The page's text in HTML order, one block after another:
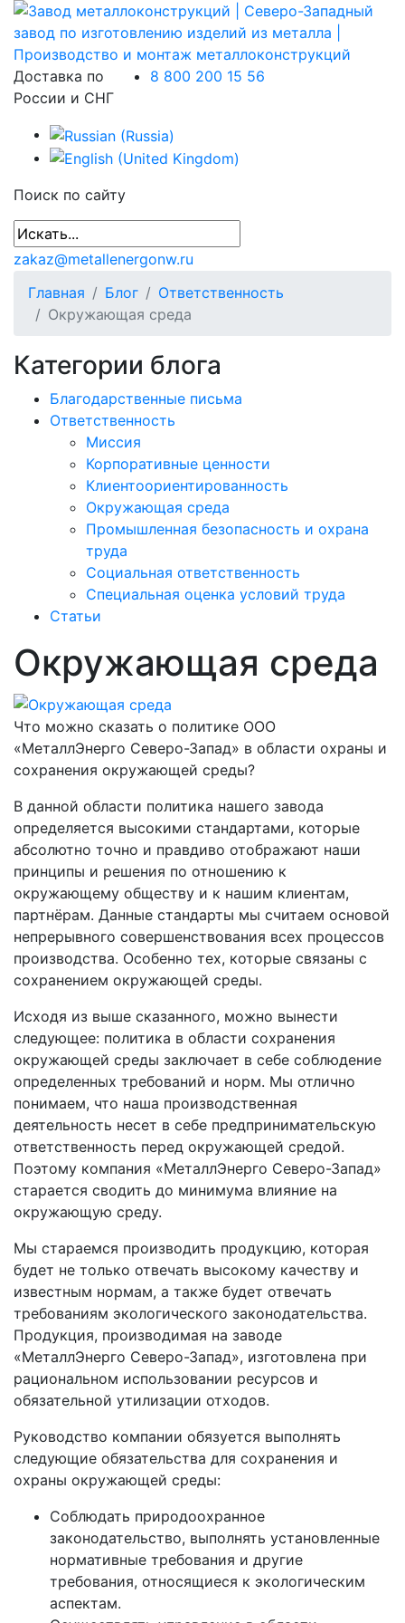
Доставка по
России и СНГ
8 800 200 15 56
Поиск по сайту
zakaz@metallenergonw.ru
Главная
Блог
Ответственность
Окружающая среда
Категории блога
Благодарственные письма
Ответственность
Миссия
Корпоративные ценности
Клиентоориентированность
Окружающая среда
Промышленная безопасность и охрана
труда
Социальная ответственность
Специальная оценка условий труда
Статьи
Окружающая среда
Что можно сказать о политике ООО
«МеталлЭнерго Северо-Запад» в области охраны и
сохранения окружающей среды?
В данной области политика нашего завода
определяется высокими стандартами, которые
абсолютно точно и правдиво отображают наши
принципы и решения по отношению к
окружающему обществу и к нашим клиентам,
партнёрам. Данные стандарты мы считаем основой
непрерывного совершенствования всех процессов
производства. Особенно тех, которые связаны с
сохранением окружающей среды.
Исходя из выше сказанного, можно вынести
следующее: политика в области сохранения
окружающей среды заключает в себе соблюдение
определенных требований и норм. Мы отлично
понимаем, что наша производственная
деятельность несет в себе предпринимательскую
ответственность перед окружающей средой.
Поэтому компания «МеталлЭнерго Северо-Запад»
старается сводить до минимума влияние на
окружающую среду.
Мы стараемся производить продукцию, которая
будет не только отвечать высокому качеству и
известным нормам, а также будет отвечать
требованиям экологического законодательства.
Продукция, производимая на заводе
«МеталлЭнерго Северо-Запад», изготовлена при
рациональном использовании ресурсов и
обязательной утилизации отходов.
Руководство компании обязуется выполнять
следующие обязательства для сохранения и
охраны окружающей среды:
Соблюдать природоохранное
законодательство, выполнять установленные
нормативные требования и другие
требования, относящиеся к экологическим
аспектам.